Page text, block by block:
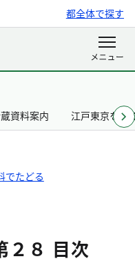
都全体で探す
資料案内 江戸東京を知
でたどる
２８ 目次